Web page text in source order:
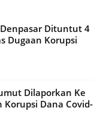
Dituntut 4
Dugaan Korupsi
Dilaporkan Ke
Korupsi Dana Covid-